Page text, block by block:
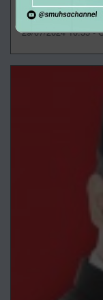
Bergabunglah
29/07/2024 10:55 -